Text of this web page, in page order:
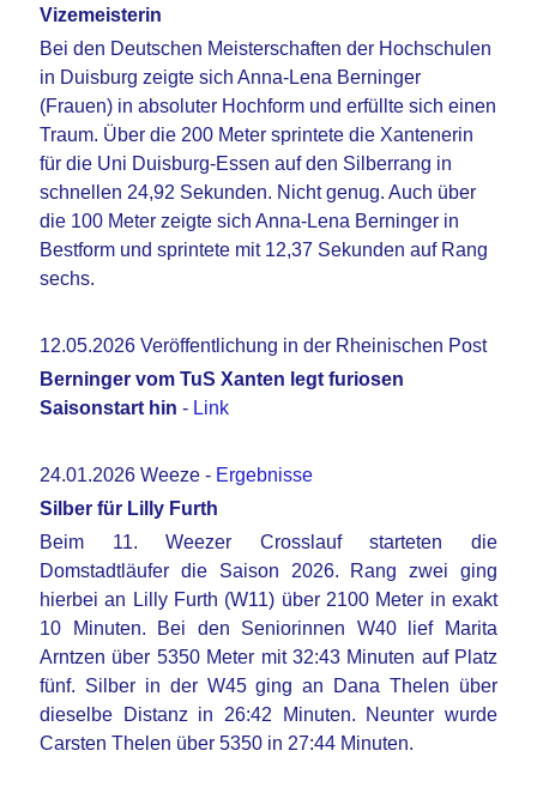
Vizemeisterin
Bei den Deutschen Meisterschaften der Hochschulen
in Duisburg zeigte sich Anna-Lena Berninger
(Frauen) in absoluter Hochform und erfüllte sich einen
Traum. Über die 200 Meter sprintete die Xantenerin
für die Uni Duisburg-Essen auf den Silberrang in
schnellen 24,92 Sekunden. Nicht genug. Auch über
die 100 Meter zeigte sich Anna-Lena Berninger in
Bestform und sprintete mit 12,37 Sekunden auf Rang
sechs.
12.05.2026 Veröffentlichung in der Rheinischen Post
Berninger vom TuS Xanten legt furiosen
Saisonstart hin - Link
24.01.2026 Weeze - Ergebnisse
Silber für Lilly Furth
Beim 11. Weezer Crosslauf starteten die
Domstadtläufer die Saison 2026. Rang zwei ging
hierbei an Lilly Furth (W11) über 2100 Meter in exakt
10 Minuten. Bei den Seniorinnen W40 lief Marita
Arntzen über 5350 Meter mit 32:43 Minuten auf Platz
fünf. Silber in der W45 ging an Dana Thelen über
dieselbe Distanz in 26:42 Minuten. Neunter wurde
Carsten Thelen über 5350 in 27:44 Minuten.